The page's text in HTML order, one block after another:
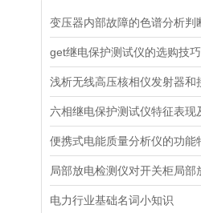
get继电保护测试仪的选购技巧
电力行业基础名词小知识